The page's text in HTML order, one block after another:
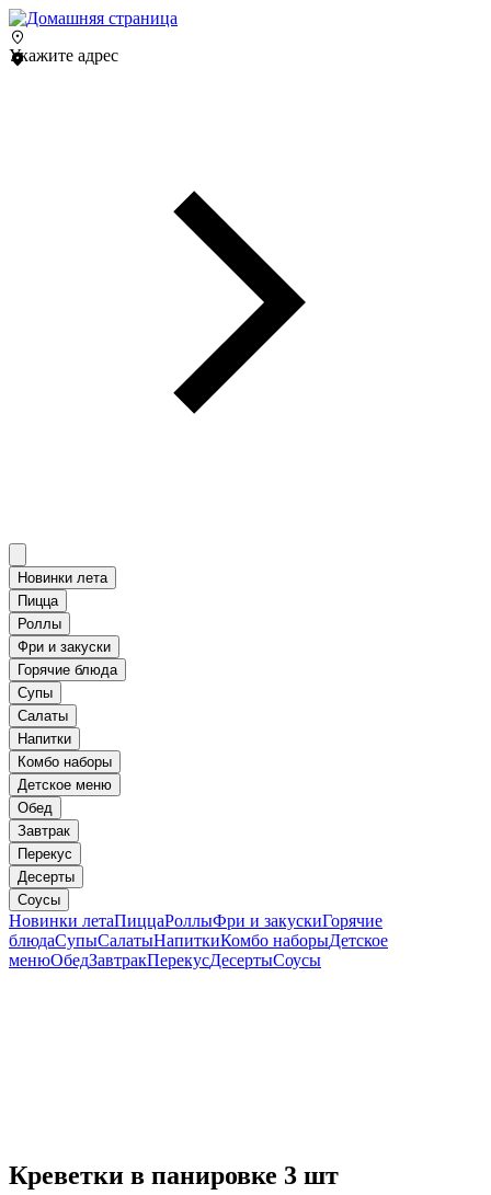
Укажите адрес
Новинки лета
Пицца
Роллы
Фри и закуски
Горячие блюда
Супы
Салаты
Напитки
Комбо наборы
Детское меню
Обед
Завтрак
Перекус
Десерты
Соусы
Новинки летаПиццаРоллыФри и закускиГорячие
блюдаСупыСалатыНапиткиКомбо наборыДетское
менюОбедЗавтракПерекусДесертыСоусы
Креветки в панировке 3 шт